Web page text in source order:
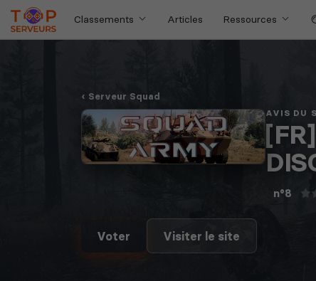
Classements Articles Ressources
Serveur Squad
AVIS DU
n°8
Voter Visiter le site